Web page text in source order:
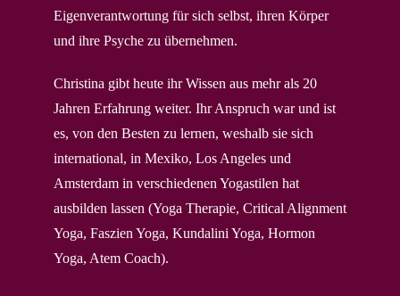
Eigenverantwortung für sich selbst, ihren Körper
und ihre Psyche zu übernehmen.
Christina gibt heute ihr Wissen aus mehr als 20
Jahren Erfahrung weiter. Ihr Anspruch war und ist
es, von den Besten zu lernen, weshalb sie sich
international, in Mexiko, Los Angeles und
Amsterdam in verschiedenen Yogastilen hat
ausbilden lassen (Yoga Therapie, Critical Alignment
Yoga, Faszien Yoga, Kundalini Yoga, Hormon
Yoga, Atem Coach).